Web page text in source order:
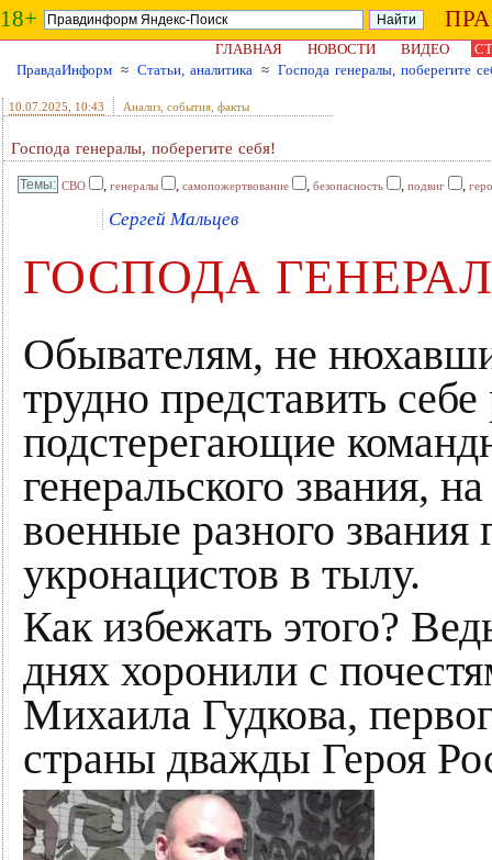
18+
ГЛАВНАЯ НОВОСТИ ВИДЕО
ПравдаИнформ ≈ Статьи, аналитика ≈ Господа генералы, поберегите
10.07.2025 , 10:43 Анализ, события, факты
Господа генералы, поберегите себя!
СВО , генералы , самопожертвование , безопасность , подвиг ,
Сергей Мальцев
ГОСПОДА
Обывателям, не
трудно представить
подстерегающие
генеральского звания,
военные разного звания
укронацистов в тылу.
Как избежать этого?
днях хоронили с
Михаила Гудкова,
страны дважды Героя